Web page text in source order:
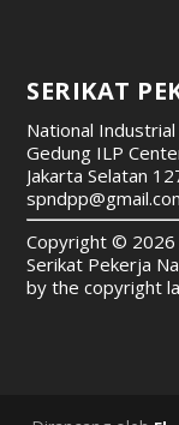
SERIKAT
National
Gedung ILP
Jakarta Selatan
Copyright © 2026
Serikat Pekerja
by the copyright